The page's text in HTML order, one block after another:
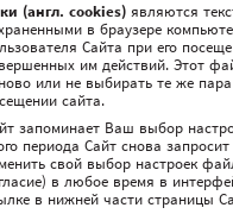
6
(англ. cookies) являются
в браузере
Сайта при его
им действий. Этот
или не выбирать те же
сайта.
запоминает Ваш выбор
периода Сайт снова
свой выбор настроек
в любое время в
в нижней части страницы